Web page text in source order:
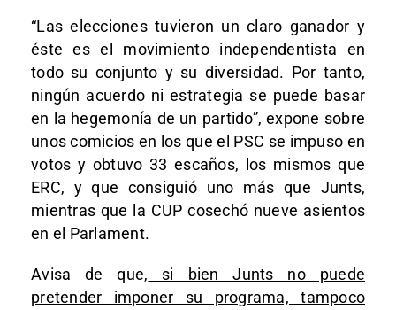
“Las elecciones tuvieron un claro ganador y
éste es el movimiento independentista en
todo su conjunto y su diversidad. Por tanto,
ningún acuerdo ni estrategia se puede basar
en la hegemonía de un partido”, expone sobre
unos comicios en los que el PSC se impuso en
votos y obtuvo 33 escaños, los mismos que
ERC, y que consiguió uno más que Junts,
mientras que la CUP cosechó nueve asientos
en el Parlament.
Avisa de que, si bien Junts no puede
pretender imponer su programa, tampoco